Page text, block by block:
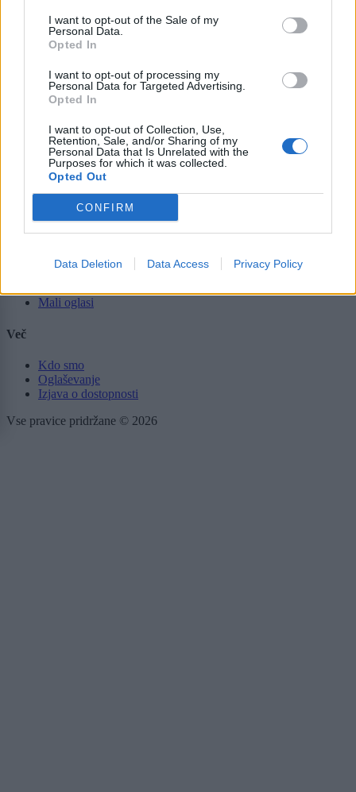
I want to opt-out of the Sale of my
Personal Data.
Opted In
I want to opt-out of processing my
Personal Data for Targeted Advertising.
Opted In
I want to opt-out of Collection, Use,
Retention, Sale, and/or Sharing of my
Personal Data that Is Unrelated with the
Purposes for which it was collected.
Opted Out
CONFIRM
Data Deletion Data Access Privacy Policy
Tematike
Lokalno
Slovenija
Svet
Politika
Kronika
Zdravje
Šport
Kultura
Scena
Zadnje novice
Dogodki
Mali oglasi
Več
Kdo smo
Oglaševanje
Izjava o dostopnosti
Vse pravice pridržane © 2026